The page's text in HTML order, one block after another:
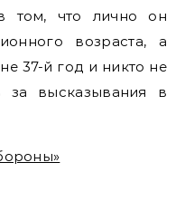
том, что лично он
возраста, а
37-й год и никто не
за высказывания в